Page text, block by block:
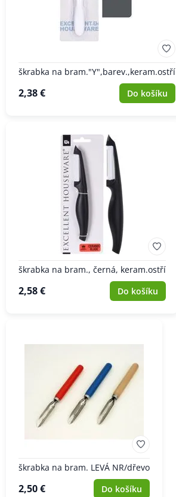
škrabka na bram."Y",barev.,keram.ostří
2,38 € Do košíku
škrabka na bram., černá, keram.ostří
2,58 € Do košíku
škrabka na bram. LEVÁ NR/dřevo
2,50 € Do košíku